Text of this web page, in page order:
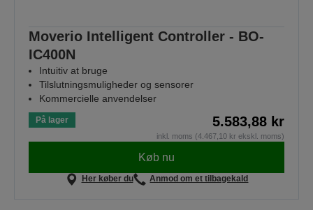
Moverio Intelligent Controller - BO-
IC400N
Intuitiv at bruge
Tilslutningsmuligheder og sensorer
Kommercielle anvendelser
På lager 5.583,88 kr
inkl. moms (4.467,10 kr ekskl. moms)
Køb nu
Her køber du Anmod om et tilbagekald